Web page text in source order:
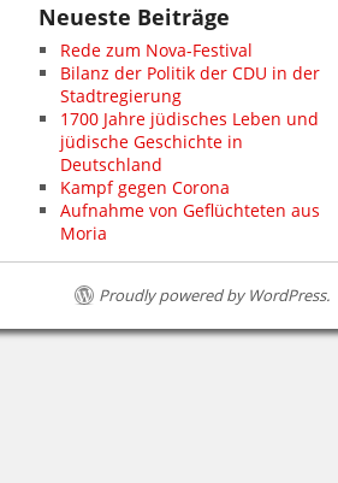
Neueste Beiträge
Rede zum Nova-Festival
Bilanz der Politik der CDU in der
Stadtregierung
1700 Jahre jüdisches Leben und
jüdische Geschichte in
Deutschland
Kampf gegen Corona
Aufnahme von Geflüchteten aus
Moria
Proudly powered by WordPress.